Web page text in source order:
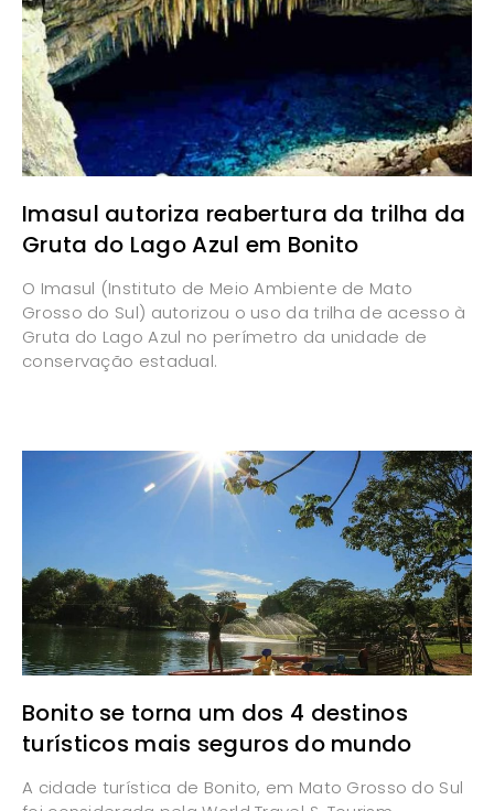
Imasul autoriza reabertura da trilha da
Gruta do Lago Azul em Bonito
O Imasul (Instituto de Meio Ambiente de Mato
Grosso do Sul) autorizou o uso da trilha de acesso à
Gruta do Lago Azul no perímetro da unidade de
conservação estadual.
Bonito se torna um dos 4 destinos
turísticos mais seguros do mundo
A cidade turística de Bonito, em Mato Grosso do Sul